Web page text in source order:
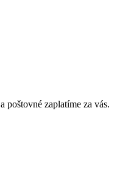
a poštovné zaplatíme za vás.